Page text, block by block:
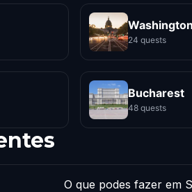
24 quests
Bucharest
48 quests
O que podes fazer em